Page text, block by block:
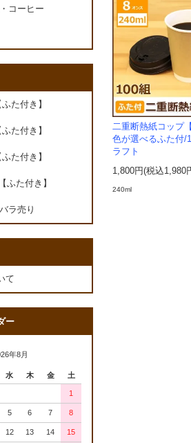
二重断熱紙コップ
色が選べるふた付
ラフト
1,800円(税込1,980
240ml
コーヒー
た付き】
た付き】
た付き】
ふた付き】
ラ売り
て
ー
年8月
水 木 金 土
1
5 6 7 8
12 13 14 15